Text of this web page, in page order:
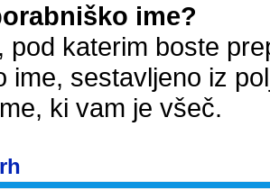
ime?
pod katerim boste
ime, sestavljeno iz
ki vam je všeč.